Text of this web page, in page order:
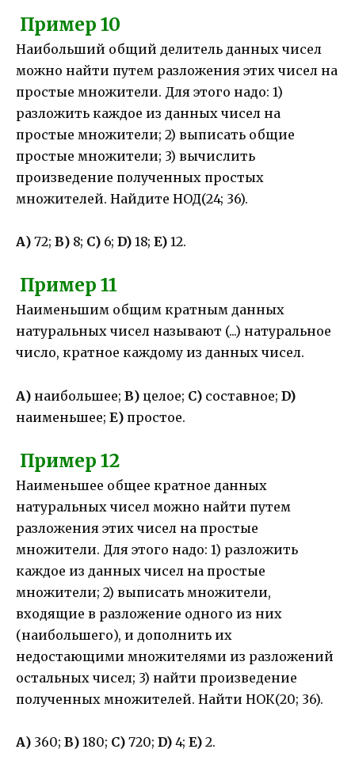
Пример 10
Наибольший общий делитель данных чисел
можно найти путем разложения этих чисел на
простые множители. Для этого надо: 1)
разложить каждое из данных чисел на
простые множители; 2) выписать общие
простые множители; 3) вычислить
произведение полученных простых
множителей. Найдите НОД(24; 36).
А) 72; В) 8; С) 6; D) 18; E) 12.
Пример 11
Наименьшим общим кратным данных
натуральных чисел называют (...) натуральное
число, кратное каждому из данных чисел.
А) наибольшее; В) целое; С) составное; D)
наименьшее; Е) простое.
Пример 12
Наименьшее общее кратное данных
натуральных чисел можно найти путем
разложения этих чисел на простые
множители. Для этого надо: 1) разложить
каждое из данных чисел на простые
множители; 2) выписать множители,
входящие в разложение одного из них
(наибольшего), и дополнить их
недостающими множителями из разложений
остальных чисел; 3) найти произведение
полученных множителей. Найти НОК(20; 36).
А) 360; В) 180; С) 720; D) 4; E) 2.